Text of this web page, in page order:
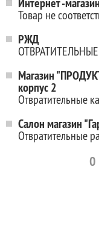
Товар не
РЖД
Магазин
корпус 2
Отвратительные
Салон магазин
Отвратительные
0